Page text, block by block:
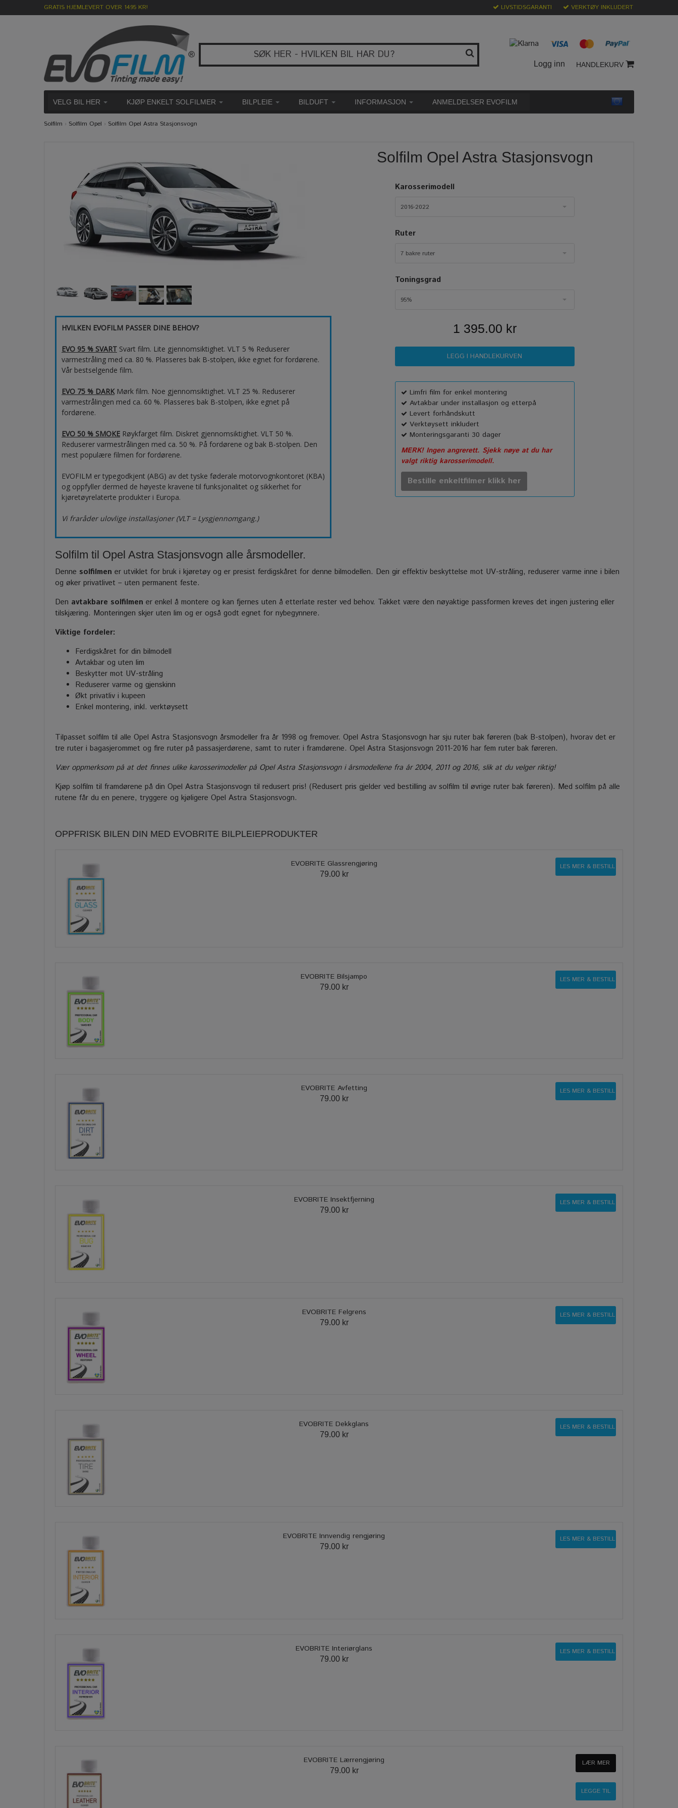
GRATIS HJEMLEVERT OVER 1495 KR! LIVSTIDSGARANTI VERKTØY INKLUDERT
Logg inn HANDLEKURV
VELG BIL HER KJØP ENKELT SOLFILMER BILPLEIE BILDUFT INFORMASJON ANMELDELSER EVOFILM
Solfilm › Solfilm Opel › Solfilm Opel Astra Stasjonsvogn
HVILKEN EVOFILM PASSER DINE BEHOV?
EVO 95 % SVART Svart film. Lite gjennomsiktighet. VLT 5 % Reduserer
varmestråling med ca. 80 %. Plasseres bak B-stolpen, ikke egnet for fordørene.
Vår bestselgende film.
EVO 75 % DARKMørk film. Noe gjennomsiktighet. VLT 25 %. Reduserer
varmestrålingen med ca. 60 %. Plasseres bak B-stolpen, ikke egnet på
fordørene.
EVO 50 % SMOKE Røykfarget film. Diskret gjennomsiktighet. VLT 50 %.
Reduserer varmestrålingen med ca. 50 %. På fordørene og bak B-stolpen. Den
mest populære filmen for fordørene.
EVOFILM er typegodkjent (ABG) av det tyske føderale motorvognkontoret (KBA)
og oppfyller dermed de høyeste kravene til funksjonalitet og sikkerhet for
kjøretøyrelaterte produkter i Europa.
Vi fraråder ulovlige installasjoner (VLT = Lysgjennomgang.)
Solfilm Opel Astra Stasjonsvogn
Karosserimodell
2016-2022
Ruter
7 bakre ruter
Toningsgrad
95%
1 395.00 kr
Limfri film for enkel montering
Avtakbar under installasjon og etterpå
Levert forhåndskutt
Verktøysett inkludert
Monteringsgaranti 30 dager
MERK! Ingen angrerett. Sjekk nøye at du har
valgt riktig karosserimodell.
Bestille enkeltfilmer klikk her
Solfilm til Opel Astra Stasjonsvogn alle årsmodeller.
Denne solfilmen er utviklet for bruk i kjøretøy og er presist ferdigskåret for denne bilmodellen. Den gir effektiv beskyttelse mot UV-stråling, reduserer varme inne i bilen
og øker privatlivet – uten permanent feste.
Den avtakbare solfilmen er enkel å montere og kan fjernes uten å etterlate rester ved behov. Takket være den nøyaktige passformen kreves det ingen justering eller
tilskjæring. Monteringen skjer uten lim og er også godt egnet for nybegynnere.
Viktige fordeler:
Ferdigskåret for din bilmodell
Avtakbar og uten lim
Beskytter mot UV-stråling
Reduserer varme og gjenskinn
Økt privatliv i kupeen
Enkel montering, inkl. verktøysett
Tilpasset solfilm til alle Opel Astra Stasjonsvogn årsmodeller fra år 1998 og fremover. Opel Astra Stasjonsvogn har sju ruter bak føreren (bak B-stolpen), hvorav det er
tre ruter i bagasjerommet og fire ruter på passasjerdørene, samt to ruter i framdørene. Opel Astra Stasjonsvogn 2011-2016 har fem ruter bak føreren.
Vær oppmerksom på at det finnes ulike karosserimodeller på Opel Astra Stasjonsvogn i årsmodellene fra år 2004, 2011 og 2016, slik at du velger riktig!
Kjøp solfilm til framdørene på din Opel Astra Stasjonsvogn til redusert pris! (Redusert pris gjelder ved bestilling av solfilm til øvrige ruter bak føreren). Med solfilm på alle
rutene får du en penere, tryggere og kjøligere Opel Astra Stasjonsvogn.
OPPFRISK BILEN DIN MED EVOBRITE BILPLEIEPRODUKTER
EVOBRITE Glassrengjøring
79.00 kr
LES MER & BESTILL
EVOBRITE Bilsjampo
79.00 kr
LES MER & BESTILL
EVOBRITE Avfetting
79.00 kr
LES MER & BESTILL
EVOBRITE Insektfjerning
79.00 kr
LES MER & BESTILL
EVOBRITE Felgrens
79.00 kr
LES MER & BESTILL
EVOBRITE Dekkglans
79.00 kr
LES MER & BESTILL
EVOBRITE Innvendig rengjøring
79.00 kr
LES MER & BESTILL
EVOBRITE Interiørglans
79.00 kr
LES MER & BESTILL
EVOBRITE Lærrengjøring
79.00 kr
LÆR MER